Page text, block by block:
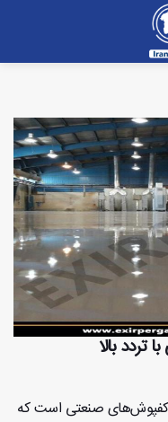
بالا
کفپوش‌های صنعتی است که